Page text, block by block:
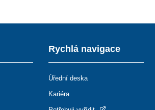
Rychlá navigace
Úřední deska
Kariéra